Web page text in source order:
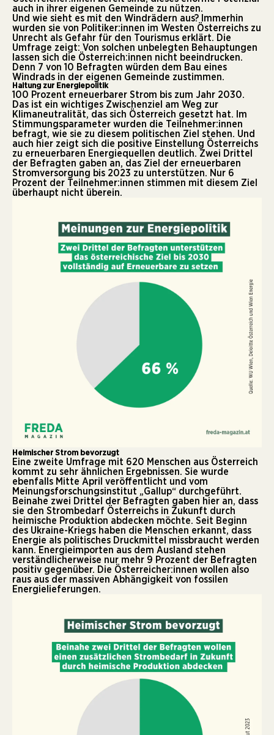
auch in ihrer eigenen Gemeinde zu nützen.
Und wie sieht es mit den Windrädern aus? Immerhin
wurden sie von Politiker:innen im Westen Österreichs zu
Unrecht als Gefahr für den Tourismus erklärt. Die
Umfrage zeigt: Von solchen unbelegten Behauptungen
lassen sich die Österreich:innen nicht beeindrucken.
Denn 7 von 10 Befragten würden dem Bau eines
Windrads in der eigenen Gemeinde zustimmen.
Haltung zur Energiepolitik
100 Prozent erneuerbarer Strom bis zum Jahr 2030.
Das ist ein wichtiges Zwischenziel am Weg zur
Klimaneutralität, das sich Österreich gesetzt hat. Im
Stimmungsparameter wurden die Teilnehmer:innen
befragt, wie sie zu diesem politischen Ziel stehen. Und
auch hier zeigt sich die positive Einstellung Österreichs
zu erneuerbaren Energiequellen deutlich. Zwei Drittel
der Befragten gaben an, das Ziel der erneuerbaren
Stromversorgung bis 2023 zu unterstützen. Nur 6
Prozent der Teilnehmer:innen stimmen mit diesem Ziel
überhaupt nicht überein.
Heimischer Strom bevorzugt
Eine zweite Umfrage mit 620 Menschen aus Österreich
kommt zu sehr ähnlichen Ergebnissen. Sie wurde
ebenfalls Mitte April veröffentlicht und vom
Meinungsforschungsinstitut „Gallup“ durchgeführt.
Beinahe zwei Drittel der Befragten gaben hier an, dass
sie den Strombedarf Österreichs in Zukunft durch
heimische Produktion abdecken möchte. Seit Beginn
des Ukraine-Kriegs haben die Menschen erkannt, dass
Energie als politisches Druckmittel missbraucht werden
kann. Energieimporten aus dem Ausland stehen
verständlicherweise nur mehr 9 Prozent der Befragten
positiv gegenüber. Die Österreicher:innen wollen also
raus aus der massiven Abhängigkeit von fossilen
Energielieferungen.